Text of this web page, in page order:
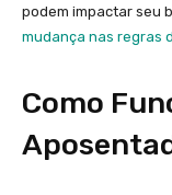
podem impactar seu
mudança nas regras
Como